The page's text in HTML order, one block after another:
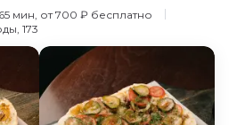
мин, от 700 ₽ бесплатно
173